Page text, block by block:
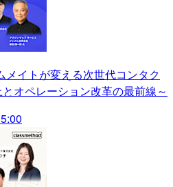
メイトが変える次世代コンタク
オペレーション改革の最前線～